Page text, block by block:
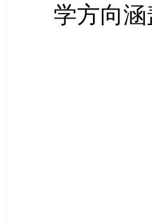
学方向